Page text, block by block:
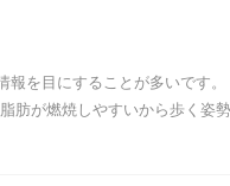
報を目にすることが多いです
肪が燃焼しやすいから歩く姿